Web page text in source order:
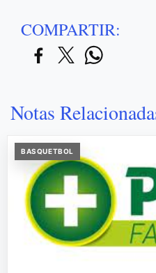
COMPARTIR:
Notas
BASQUETBOL